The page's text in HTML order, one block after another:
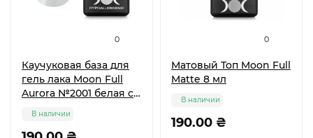
0
Каучуковая база для
гель лака Moon Full
Aurora №2001 белая с
В наличии
0
Матовый Топ Moon Full
Matte 8 мл
190.00 ₴
В наличии